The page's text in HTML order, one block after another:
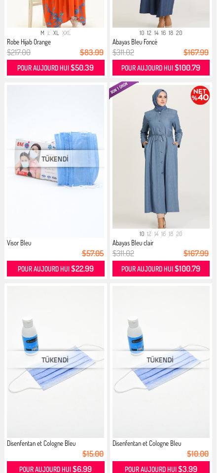
M L XL XXL
Robe Hijab Orange
$217.00 $83.99
POUR AUJOURD HUI$50.39
10 12 14 16 18 20
Abayas Bleu Foncé
$311.02 $167.99
POUR AUJOURD HUI$100.79
Visor Bleu
$57.05
POUR AUJOURD HUI$22.99
10 12 14 16 18 20
Abayas Bleu clair
$311.02 $167.99
POUR AUJOURD HUI$100.79
Disenfentan et Cologne Bleu
$15.00
POUR AUJOURD HUI$6.99
Disenfentan et Cologne Bleu
$10.00
POUR AUJOURD HUI $3.99